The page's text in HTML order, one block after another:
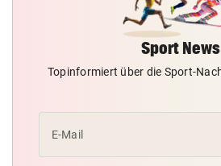
Sport News
Topinformiert über die Sport-
E-Mail